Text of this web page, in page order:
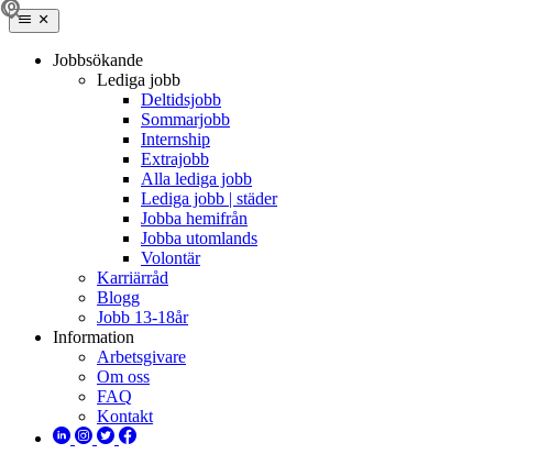
Jobbsökande
Lediga jobb
Deltidsjobb
Sommarjobb
Internship
Extrajobb
Alla lediga jobb
Lediga jobb | städer
Jobba hemifrån
Jobba utomlands
Volontär
Karriärråd
Blogg
Jobb 13-18år
Information
Arbetsgivare
Om oss
FAQ
Kontakt